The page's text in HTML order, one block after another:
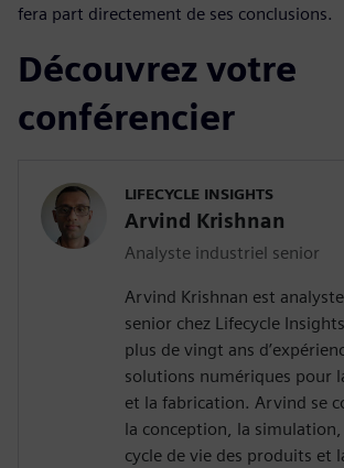
fera part directement de ses conclusions.
Découvrez votre
conférencier
LIFECYCLE INSIGHTS
Arvind Krishnan
Analyste industriel senior
Arvind Krishnan est
senior chez Lifecycle
plus de vingt ans
solutions numériques pour
et la fabrication. Arvind se
la conception, la
cycle de vie des produits et